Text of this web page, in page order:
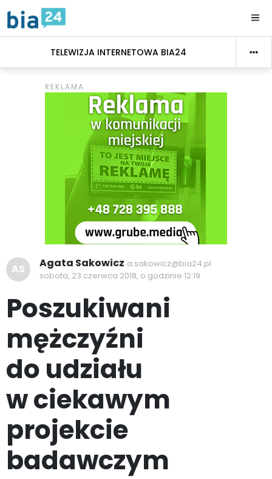
TELEWIZJA INTERNETOWA BIA24
AS Agata Sakowicz a.sakowicz@bia24.pl
sobota, 23 czerwca 2018, o godzinie 12:19
Poszukiwani
mężczyźni
do udziału
w ciekawym
projekcie
badawczym